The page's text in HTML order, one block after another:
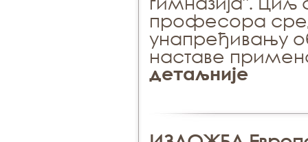
професора
унапређивању
наставе
детаљније